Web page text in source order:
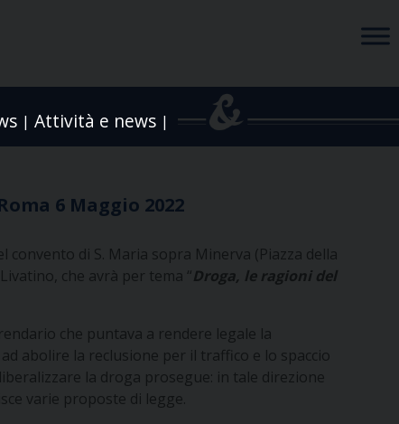
| Attività e news |
6 Maggio 2022
convento di S. Maria sopra Minerva (Piazza della
che avrà per tema “Droga, le ragioni del
che puntava a rendere legale la
abolire la reclusione per il traffico e lo spaccio
la droga prosegue: in tale direzione
varie proposte di legge.